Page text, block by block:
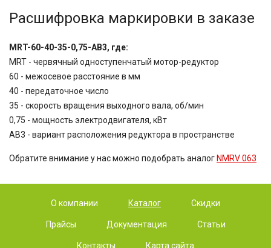
Расшифровка маркировки в заказе
MRT-60-40-35-0,75-AB3, где:
MRT - червячный одноступенчатый мотор-редуктор
60 - межосевое расстояние в мм
40 - передаточное число
35 - скорость вращения выходного вала, об/мин
0,75 - мощность электродвигателя, кВт
AB3 - вариант расположения редуктора в пространстве
Обратите внимание у нас можно подобрать аналог NMRV 063
О компании Каталог Скидки
Прайсы Документация Статьи
Контакты Карта сайта